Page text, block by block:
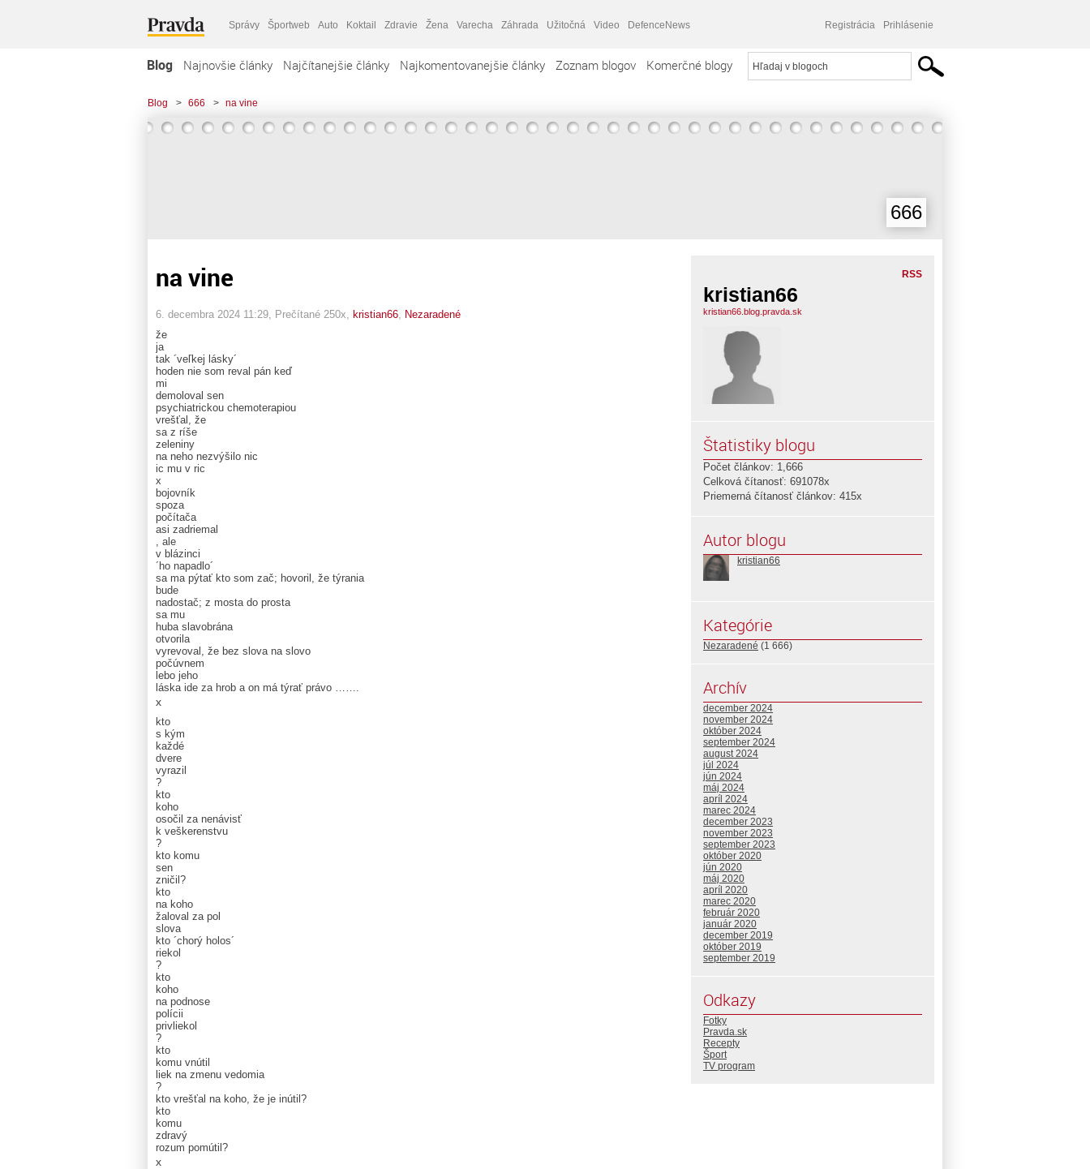
Správy Športweb Auto Koktail Zdravie Žena Varecha Záhrada Užitočná Video DefenceNews Registrácia Prihlásenie
Blog Najnovšie články Najčítanejšie články Najkomentovanejšie články Zoznam blogov Komerčné blogy
Blog > 666 > na vine
666
na vine
6. decembra 2024 11:29 , Prečítané 250x, kristian66 Nezaradené
že
ja
tak ´veľkej lásky´
hoden nie som reval pán keď
mi
demoloval sen
psychiatrickou chemoterapiou
vrešťal, že
sa z ríše
zeleniny
na neho nezvýšilo nic
ic mu v ric
x
bojovník
spoza
počítača
asi zadriemal
, ale
v blázinci
´ho napadlo´
sa ma pýtať kto som zač; hovoril, že týrania
bude
nadostač; z mosta do prosta
sa mu
huba slavobrána
otvorila
vyrevoval, že bez slova na slovo
počúvnem
lebo jeho
láska ide za hrob a on má týrať právo …….
x
kto
s kým
každé
dvere
vyrazil
?
kto
koho
osočil za nenávisť
k veškerenstvu
?
kto komu
sen
zničil?
kto
na koho
žaloval za pol
slova
kto ´chorý holos´
riekol
?
kto
koho
na podnose
polícii
privliekol
?
kto
komu vnútil
liek na zmenu vedomia
?
kto vrešťal na koho, že je inútil?
kto
komu
zdravý
rozum pomútil?
x
RSS
kristian66
kristian66.blog.pravda.sk
Štatistiky blogu
Počet článkov: 1,666
Celková čítanosť: 691078x
Priemerná čítanosť článkov: 415x
Autor blogu
kristian66
Kategórie
Nezaradené (1 666)
Archív
december 2024
november 2024
október 2024
september 2024
august 2024
júl 2024
jún 2024
máj 2024
apríl 2024
marec 2024
december 2023
november 2023
september 2023
október 2020
jún 2020
máj 2020
apríl 2020
marec 2020
február 2020
január 2020
december 2019
október 2019
september 2019
Odkazy
Fotky
Pravda.sk
Recepty
Šport
TV program